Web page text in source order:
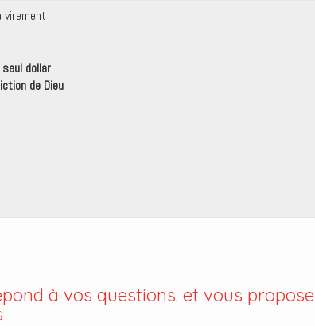
virement
seul dollar
de Dieu
à vos questions. et vous propose